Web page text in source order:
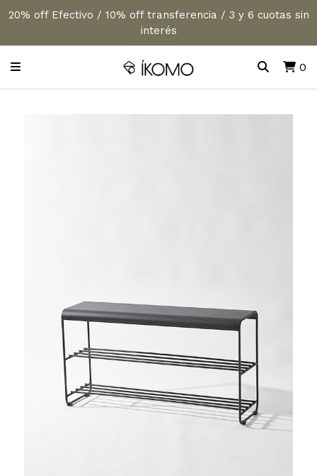
20% off Efectivo / 10% off transferencia / 3 y 6 cuotas sin
interés
0